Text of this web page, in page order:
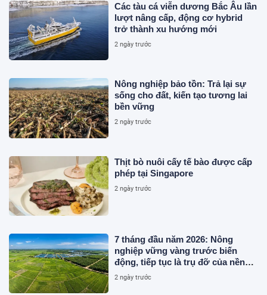
Các tàu cá viễn dương Bắc Âu lần
lượt nâng cấp, động cơ hybrid
trở thành xu hướng mới
2 ngày trước
Nông nghiệp bảo tồn: Trả lại sự
sống cho đất, kiến tạo tương lai
bền vững
2 ngày trước
Thịt bò nuôi cấy tế bào được cấp
phép tại Singapore
2 ngày trước
7 tháng đầu năm 2026: Nông
nghiệp vững vàng trước biến
động, tiếp tục là trụ đỡ của nền
kinh tế
2 ngày trước